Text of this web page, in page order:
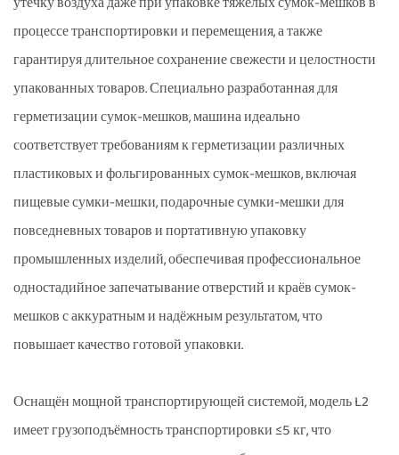
процессе транспортировки и перемещения, а также
гарантируя длительное сохранение свежести и целостности
упакованных товаров. Специально разработанная для
герметизации сумок-мешков, машина идеально
соответствует требованиям к герметизации различных
пластиковых и фольгированных сумок-мешков, включая
пищевые сумки-мешки, подарочные сумки-мешки для
повседневных товаров и портативную упаковку
промышленных изделий, обеспечивая профессиональное
одностадийное запечатывание отверстий и краёв сумок-
мешков с аккуратным и надёжным результатом, что
повышает качество готовой упаковки.
Оснащён мощной транспортирующей системой, модель L2
имеет грузоподъёмность транспортировки ≤5 кг, что